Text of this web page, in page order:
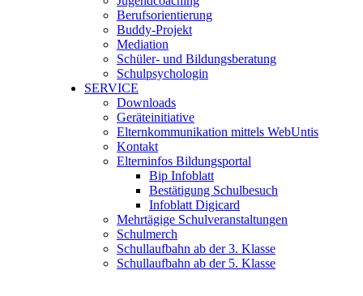
Berufsorientierung
Buddy-Projekt
Mediation
Schüler- und Bildungsberatung
Schulpsychologin
SERVICE
Downloads
Geräteinitiative
Elternkommunikation mittels WebUntis
Kontakt
Elterninfos Bildungsportal
Bip Infoblatt
Bestätigung Schulbesuch
Infoblatt Digicard
Mehrtägige Schulveranstaltungen
Schulmerch
Schullaufbahn ab der 3. Klasse
Schullaufbahn ab der 5. Klasse